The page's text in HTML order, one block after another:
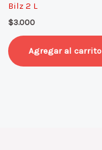
Bilz 2 L
$3.000
Agregar al carrito